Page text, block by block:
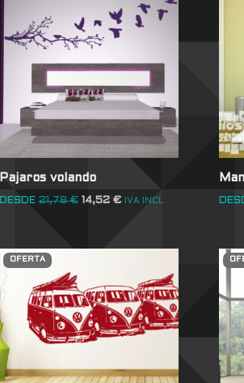
Pajaros volando
DESDE 21,78€ 14,52 € IVA INCL
OFERTA